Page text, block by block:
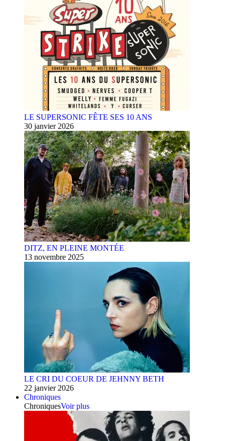
LE SUPERSONIC FÊTE SES 10 ANS
30 janvier 2026
DITZ, EN PLEINE MONTÉE
13 novembre 2025
LE CRI DU COEUR DE JEHNNY BETH
22 janvier 2026
Chroniques
ChroniquesVoir plus